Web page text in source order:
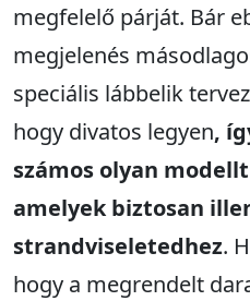
megfelelő párját. Bár
megjelenés
speciális lábbelik
hogy divatos legyen,
számos olyan
amelyek biztosan
strandviseletedhez.
hogy a megrendelt